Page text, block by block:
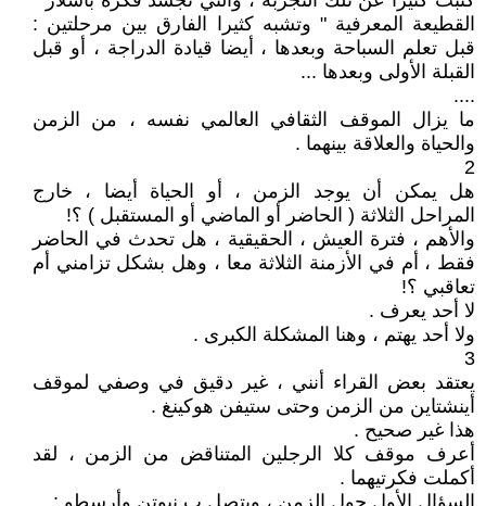
القطيعة المعرفية " وتشبه كثيرا الفارق بين مرحلتين :
قبل تعلم السباحة وبعدها ، أيضا قيادة الدراجة ، أو قبل
القبلة الأولى وبعدها ...
....
ما يزال الموقف الثقافي العالمي نفسه ، من الزمن
والحياة والعلاقة بينهما .
2
هل يمكن أن يوجد الزمن ، أو الحياة أيضا ، خارج
المراحل الثلاثة ( الحاضر أو الماضي أو المستقبل ) ؟!
والأهم ، فترة العيش ، الحقيقية ، هل تحدث في الحاضر
فقط ، أم في الأزمنة الثلاثة معا ، وهل بشكل تزامني أم
تعاقبي ؟!
لا أحد يعرف .
ولا أحد يهتم ، وهنا المشكلة الكبرى .
3
يعتقد بعض القراء أنني ، غير دقيق في وصفي لموقف
أينشتاين من الزمن وحتى ستيفن هوكينغ .
هذا غير صحيح .
أعرف موقف كلا الرجلين المتناقض من الزمن ، لقد
أكملت فكرتيهما .